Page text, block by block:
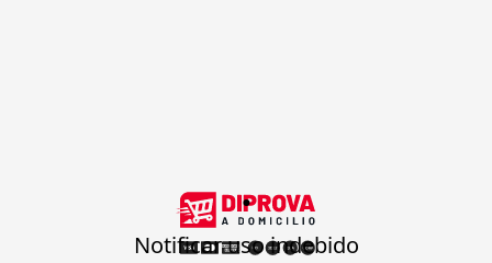
.
Notificar uso indebido